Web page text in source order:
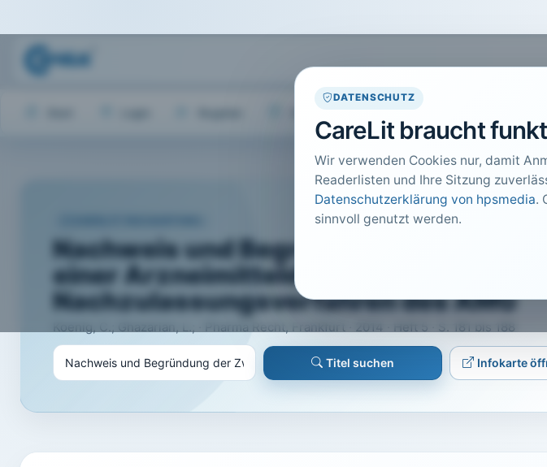
DATENSCHUTZ
CareLit braucht
Wir verwenden Cookies nur, damit
Readerlisten und Ihre Sitzung
Datenschutzerklärung von hpsmedia.
sinnvoll genutzt werden.
Nachweis und Begründung der
einer Arzneimitteldosierung im
Nachzulassungsverfahren des AMG
Koenig, C.; Ghazarian, L.; · Pharma Recht, Frankfurt · 2014 · Heft 5 · S. 181 bis 188
Titel suchen Infokarte